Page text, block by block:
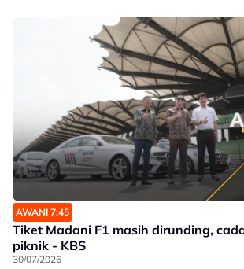
AWANI 7:45
Tiket Madani F1 masih dirunding,
piknik - KBS
30/07/2026